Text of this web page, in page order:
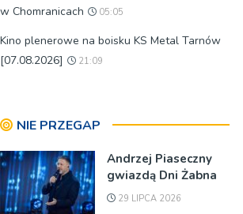
w Chomranicach
05:05
Kino plenerowe na boisku KS Metal Tarnów
[07.08.2026]
21:09
NIE PRZEGAP
Andrzej Piaseczny
gwiazdą Dni Żabna
29 LIPCA 2026